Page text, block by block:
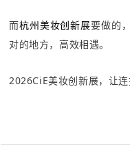
而杭州美妆创新展要做的
对的地方，高效相遇。
2026CiE美妆创新展，让连